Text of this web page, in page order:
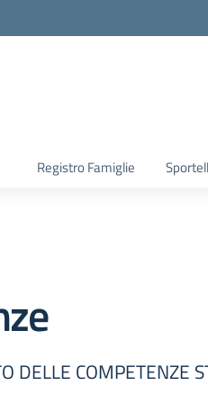
Registro Famiglie
COMPETENZE